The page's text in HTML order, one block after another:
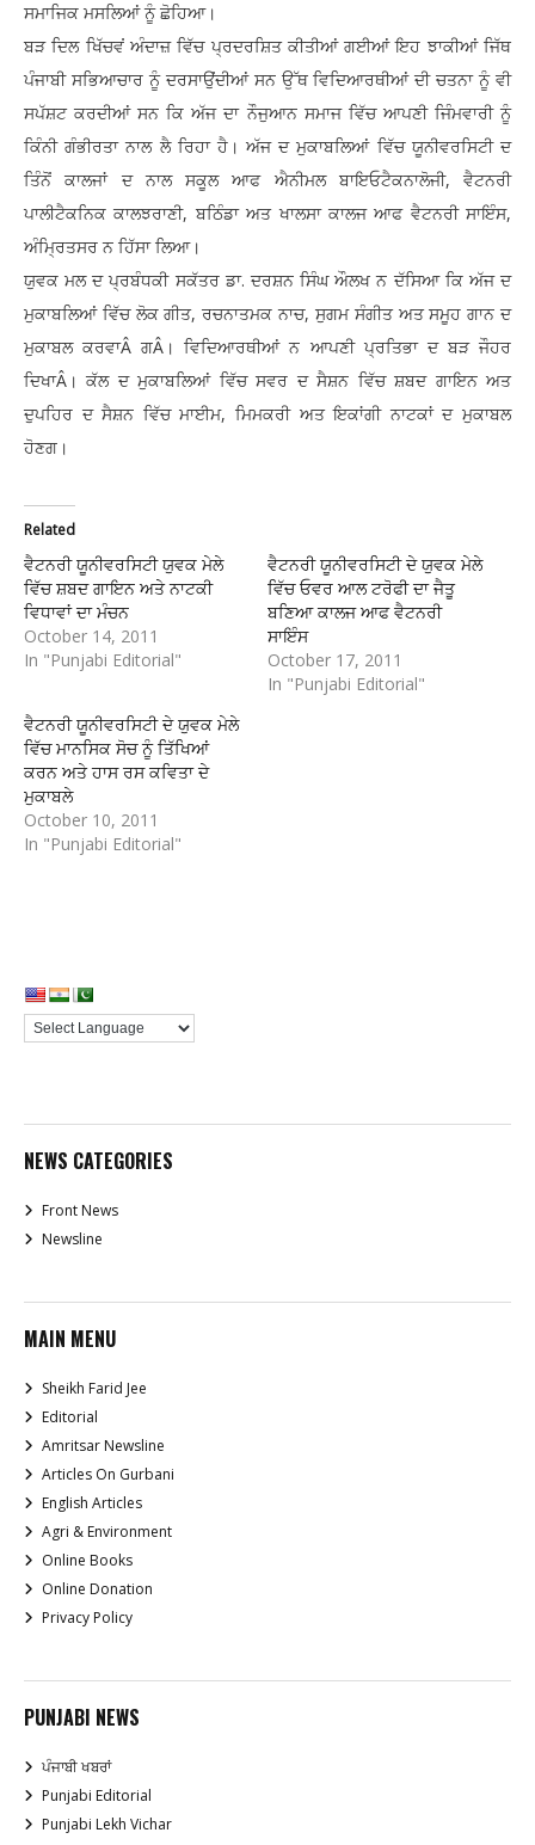
ਸਮਾਜਿਕ ਮਸਲਿਆਂ ਨੂੰ ਛੋਹਿਆ।
ਬੜ ਦਿਲ ਖਿੱਚਵਂ ਅੰਦਾਜ਼ ਵਿੱਚ ਪ੍ਰਦਰਸ਼ਿਤ ਕੀਤੀਆਂ ਗਈਆਂ ਇਹ ਝਾਕੀਆਂ ਜਿੱਥ
ਪੰਜਾਬੀ ਸਭਿਆਚਾਰ ਨੂੰ ਦਰਸਾਉਂਦੀਆਂ ਸਨ ਉੱਥ ਵਿਦਿਆਰਥੀਆਂ ਦੀ ਚਤਨਾ ਨੂੰ ਵੀ
ਸਪੱਸ਼ਟ ਕਰਦੀਆਂ ਸਨ ਕਿ ਅੱਜ ਦਾ ਨੌਜੁਆਨ ਸਮਾਜ ਵਿੱਚ ਆਪਣੀ ਜਿੰਮਵਾਰੀ ਨੂੰ
ਕਿੰਨੀ ਗੰਭੀਰਤਾ ਨਾਲ ਲੈ ਰਿਹਾ ਹੈ। ਅੱਜ ਦ ਮੁਕਾਬਲਿਆਂ ਵਿੱਚ ਯੂਨੀਵਰਸਿਟੀ ਦ
ਤਿੰਨੋਂ ਕਾਲਜਾਂ ਦ ਨਾਲ ਸਕੂਲ ਆਫ ਐਨੀਮਲ ਬਾਇਓਟੈਕਨਾਲੋਜੀ, ਵੈਟਨਰੀ
ਪਾਲੀਟੈਕਨਿਕ ਕਾਲਝਰਾਣੀ, ਬਠਿੰਡਾ ਅਤ ਖਾਲਸਾ ਕਾਲਜ ਆਫ ਵੈਟਨਰੀ ਸਾਇੰਸ,
ਅੰਮ੍ਰਿਤਸਰ ਨ ਹਿੱਸਾ ਲਿਆ।
ਯੁਵਕ ਮਲ ਦ ਪ੍ਰਬੰਧਕੀ ਸਕੱਤਰ ਡਾ. ਦਰਸ਼ਨ ਸਿੰਘ ਔਲਖ ਨ ਦੱਸਿਆ ਕਿ ਅੱਜ ਦ
ਮੁਕਾਬਲਿਆਂ ਵਿੱਚ ਲੋਕ ਗੀਤ, ਰਚਨਾਤਮਕ ਨਾਚ, ਸੁਗਮ ਸੰਗੀਤ ਅਤ ਸਮੂਹ ਗਾਨ ਦ
ਮੁਕਾਬਲ ਕਰਵਾÂ ਗÂ। ਵਿਦਿਆਰਥੀਆਂ ਨ ਆਪਣੀ ਪ੍ਰਤਿਭਾ ਦ ਬੜ ਜੌਹਰ
ਦਿਖਾÂ। ਕੱਲ ਦ ਮੁਕਾਬਲਿਆਂ ਵਿੱਚ ਸਵਰ ਦ ਸੈਸ਼ਨ ਵਿੱਚ ਸ਼ਬਦ ਗਾਇਨ ਅਤ
ਦੁਪਹਿਰ ਦ ਸੈਸ਼ਨ ਵਿੱਚ ਮਾਈਮ, ਮਿਮਕਰੀ ਅਤ ਇਕਾਂਗੀ ਨਾਟਕਾਂ ਦ ਮੁਕਾਬਲ
ਹੋਣਗ।
Related
ਵੈਟਨਰੀ ਯੂਨੀਵਰਸਿਟੀ ਯੁਵਕ ਮੇਲੇ
ਵਿੱਚ ਸ਼ਬਦ ਗਾਇਨ ਅਤੇ ਨਾਟਕੀ
ਵਿਧਾਵਾਂ ਦਾ ਮੰਚਨ
October 14, 2011
In "Punjabi Editorial"
ਵੈਟਨਰੀ ਯੂਨੀਵਰਸਿਟੀ ਦੇ ਯੁਵਕ ਮੇਲੇ
ਵਿੱਚ ਓਵਰ ਆਲ ਟਰੋਫੀ ਦਾ ਜੈਤੂ
ਬਣਿਆ ਕਾਲਜ ਆਫ ਵੈਟਨਰੀ
ਸਾਇੰਸ
October 17, 2011
In "Punjabi Editorial"
ਵੈਟਨਰੀ ਯੂਨੀਵਰਸਿਟੀ ਦੇ ਯੁਵਕ ਮੇਲੇ
ਵਿੱਚ ਮਾਨਸਿਕ ਸੋਚ ਨੂੰ ਤਿੱਖਿਆਂ
ਕਰਨ ਅਤੇ ਹਾਸ ਰਸ ਕਵਿਤਾ ਦੇ
ਮੁਕਾਬਲੇ
October 10, 2011
In "Punjabi Editorial"
NEWS CATEGORIES
Front News
Newsline
MAIN MENU
Sheikh Farid Jee
Editorial
Amritsar Newsline
Articles On Gurbani
English Articles
Agri & Environment
Online Books
Online Donation
Privacy Policy
PUNJABI NEWS
ਪੰਜਾਬੀ ਖਬਰਾਂ
Punjabi Editorial
Punjabi Lekh Vichar